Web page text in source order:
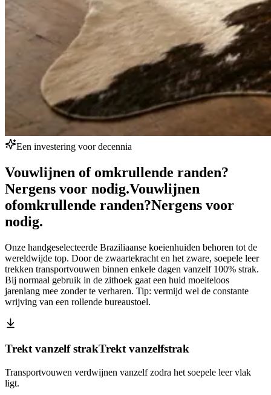
Een investering voor decennia
Vouwlijnen of omkrullende randen?
Nergens voor nodig.Vouwlijnen
ofomkrullende randen?Nergens voor
nodig.
Onze handgeselecteerde Braziliaanse koeienhuiden behoren tot de
wereldwijde top. Door de zwaartekracht en het zware, soepele leer
trekken transportvouwen binnen enkele dagen vanzelf 100% strak.
Bij normaal gebruik in de zithoek gaat een huid moeiteloos
jarenlang mee zonder te verharen. Tip: vermijd wel de constante
wrijving van een rollende bureaustoel.
Trekt vanzelf strakTrekt vanzelfstrak
Transportvouwen verdwijnen vanzelf zodra het soepele leer vlak
ligt.